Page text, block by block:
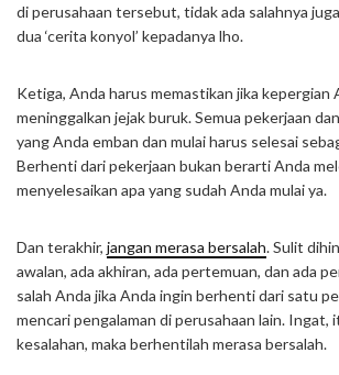
di perusahaan tersebut, tidak ada salahnya
dua ‘cerita konyol’ kepadanya lho.
Ketiga, Anda harus memastikan jika kepergian
meninggalkan jejak buruk. Semua pekerjaan
yang Anda emban dan mulai harus selesai
Berhenti dari pekerjaan bukan berarti Anda
menyelesaikan apa yang sudah Anda mulai ya.
Dan terakhir, jangan merasa bersalah. Sulit
awalan, ada akhiran, ada pertemuan, dan ada
salah Anda jika Anda ingin berhenti dari satu
mencari pengalaman di perusahaan lain. Ingat,
kesalahan, maka berhentilah merasa bersalah.